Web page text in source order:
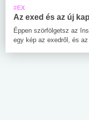
#EX
Az exed és az új
Éppen szörfölgetsz az
egy kép az exedről, és